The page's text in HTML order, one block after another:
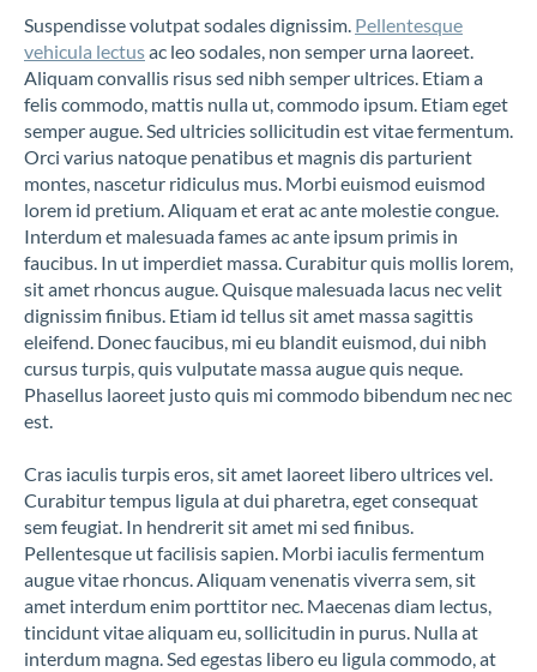
Suspendisse volutpat sodales dignissim. Pellentesque
vehicula lectusac leo sodales, non semper urna laoreet.
Aliquam convallis risus sed nibh semper ultrices. Etiam a
felis commodo, mattis nulla ut, commodo ipsum. Etiam eget
semper augue. Sed ultricies sollicitudin est vitae fermentum.
Orci varius natoque penatibus et magnis dis parturient
montes, nascetur ridiculus mus. Morbi euismod euismod
lorem id pretium. Aliquam et erat ac ante molestie congue.
Interdum et malesuada fames ac ante ipsum primis in
faucibus. In ut imperdiet massa. Curabitur quis mollis lorem,
sit amet rhoncus augue. Quisque malesuada lacus nec velit
dignissim finibus. Etiam id tellus sit amet massa sagittis
eleifend. Donec faucibus, mi eu blandit euismod, dui nibh
cursus turpis, quis vulputate massa augue quis neque.
Phasellus laoreet justo quis mi commodo bibendum nec nec
est.
Cras iaculis turpis eros, sit amet laoreet libero ultrices vel.
Curabitur tempus ligula at dui pharetra, eget consequat
sem feugiat. In hendrerit sit amet mi sed finibus.
Pellentesque ut facilisis sapien. Morbi iaculis fermentum
augue vitae rhoncus. Aliquam venenatis viverra sem, sit
amet interdum enim porttitor nec. Maecenas diam lectus,
tincidunt vitae aliquam eu, sollicitudin in purus. Nulla at
interdum magna. Sed egestas libero eu ligula commodo, at